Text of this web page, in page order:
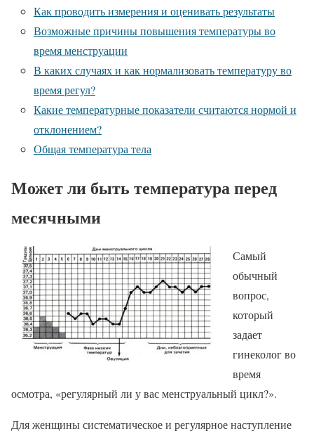
Как проводить измерения и оценивать результаты
Возможные причины повышения температуры во
время менструации
В каких случаях и как нормализовать температуру во
время регул?
Какие температурные показатели считаются нормой и
отклонением?
Общая температура тела
Может ли быть температура перед
месячными
Самый
обычный
вопрос,
который
задает
гинеколог во
время
осмотра, «регулярный ли у вас менструальный цикл?».
Для женщины систематическое и регулярное наступление